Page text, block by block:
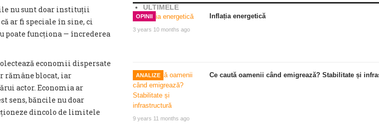
nu sunt doar instituții
ar fi speciale în sine, ci
poate funcționa — încrederea
economii dispersate
rămâne blocat, iar
actor. Economia ar
sens, băncile nu doar
dincolo de limitele
ULTIMELE
OPINII
3 years 10 months ago
Inflația energetică
ANALIZE
9 years 11 months ago
Ce caută oamenii când emigrează? Stabilitate și